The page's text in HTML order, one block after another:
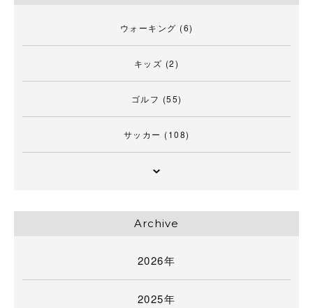
ウォーキング (6)
キッズ (2)
ゴルフ (55)
サッカー (108)
Archive
2026年
2025年